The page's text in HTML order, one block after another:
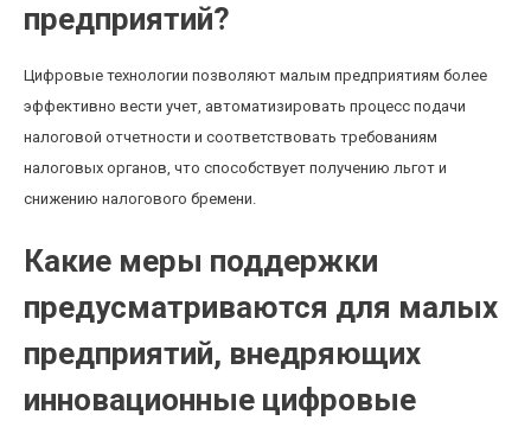
предприятий?
Цифровые технологии позволяют малым предприятиям более
эффективно вести учет, автоматизировать процесс подачи
налоговой отчетности и соответствовать требованиям
налоговых органов, что способствует получению льгот и
снижению налогового бремени.
Какие меры поддержки
предусматриваются для малых
предприятий, внедряющих
инновационные цифровые